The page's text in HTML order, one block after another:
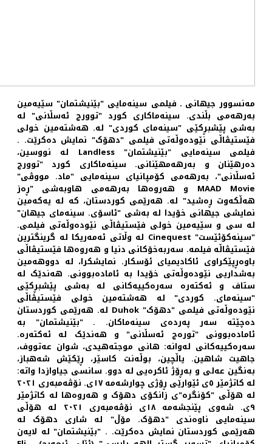
مەنسوور جیهانی ـ فیلمی سینەمایی "بێنیشتمان" سێیەمین
بەرهەمی بڵندی. سینەماکاری کورد "توورج ئەسڵانی" لە
به‌شی پێشبڕکێی "سینه‌مای کوردی" له. هەشتەمین خولی
فێستیڤاڵی نێودەوڵەتی فیلمی "دهۆک" نمایش دە‌کرێت. .
فیلمی سینەمایی "بێنیشتمان" Landless لە نووسین،
دەرهێنان و بەرهەمهێنانی. سینەماکاری کورد "توورج
ئەسڵانی"، بەرهەمی کۆمپانیای سینەمایی "ماد. مووڤی"
MAAD Movie و هەروەها بەرهەمی هاوبەشی "ڕەز
هەڵکەوت ڕەشید" لە. هەرێمی کوردستان، که له یەکەمین
نمایشی جیهانی خۆیدا لە بەشی "ئاسۆی. سینەمای جیهان"
لە سی و سێیەمین خولی فێستیڤاڵی نێودەوڵەتی فیلمی.
"سینەکۆئێست" Cinequest لە وڵاتی ئەمەریکا لە گرینگترین
فێستیڤاڵە فیلمە. سەربەخۆکانی دنیا و هەروەها فێستیڤاڵی
باوەڕپێکراوی ئاکادیمیای ئۆسکار. نمایشکرا، لە دووهەمین
بەشداریی نێودەوڵەتی خۆیدا به ئاماده‌بوونی. هه‌ندێک له
ستاف و ئه‌کته‌ره سه‌ره‌کییه‌کانی لە بەشی پێشبڕکێی
"سینەمای. کوردی" لە هەشتەمین خولی فێستیڤاڵی
نێودەوڵەتی فیلمی "دهۆک" Duhok لە. هەرێمی کوردستان
دەچێتە سەر پەردەی سینەماکان. . "بێنیشتمان" به
ئاماده‌بوونی "توره‌ج ئه‌سڵانی" و هه‌ندێک له ئه‌کته‌ره.
سه‌ره‌کییه‌کانی له‌وانه: هانی موجتەهیدی، شوان عەتووف،
جاهیت شاهین. یاڵچین، بوڵەنت کاسێر، ڕێکێش شەهباز،
بەنگین عەلی و بەڕۆژ ئاکرەیی له دوو. سانسی جیاوازدا واته:
له کاتژمێر ٥ی ئێوارێی ڕۆژی چوارشه‌مه ١٧ی. نۆڤه‌مبه‌ری ٢٠٢١
له هۆڵی "کۆنگرە"ی زانکۆی دهۆک و هەروەها له کاتژمێر
٩ی. شه‌وی پێنجشه‌مه ١٨ی نۆڤه‌مبه‌ری ٢٠٢١ له هۆڵی
سینەمایی ناوەندی "دهۆک. مۆڵ" لە شاری دهۆک له
هه‌رێمی کوردستان نمایش ده‌کرێت. . "بێنیشتمان" لە لایەن